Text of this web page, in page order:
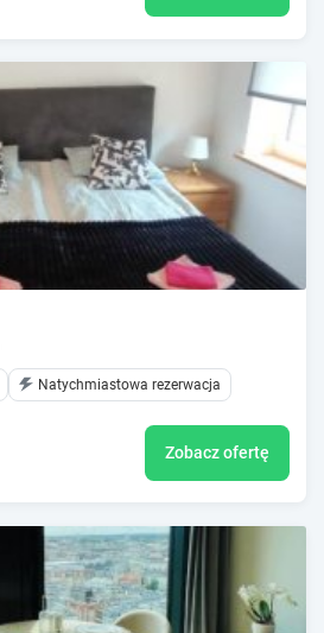
Natychmiastowa rezerwacja
Zobacz ofertę